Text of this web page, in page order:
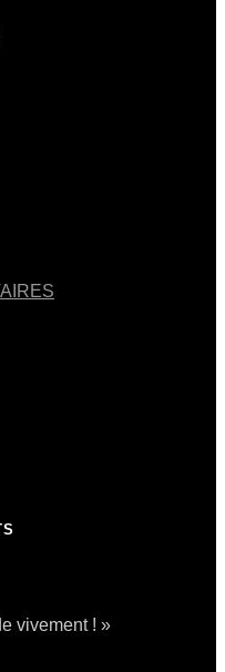
vivement ! »